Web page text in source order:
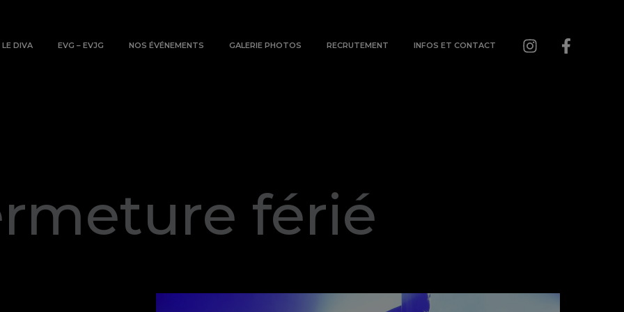
LE DIVA EVG – EVJG NOS ÉVÉNEMENTS GALERIE PHOTOS RECRUTEMENT INFOS ET CONTACT
férié